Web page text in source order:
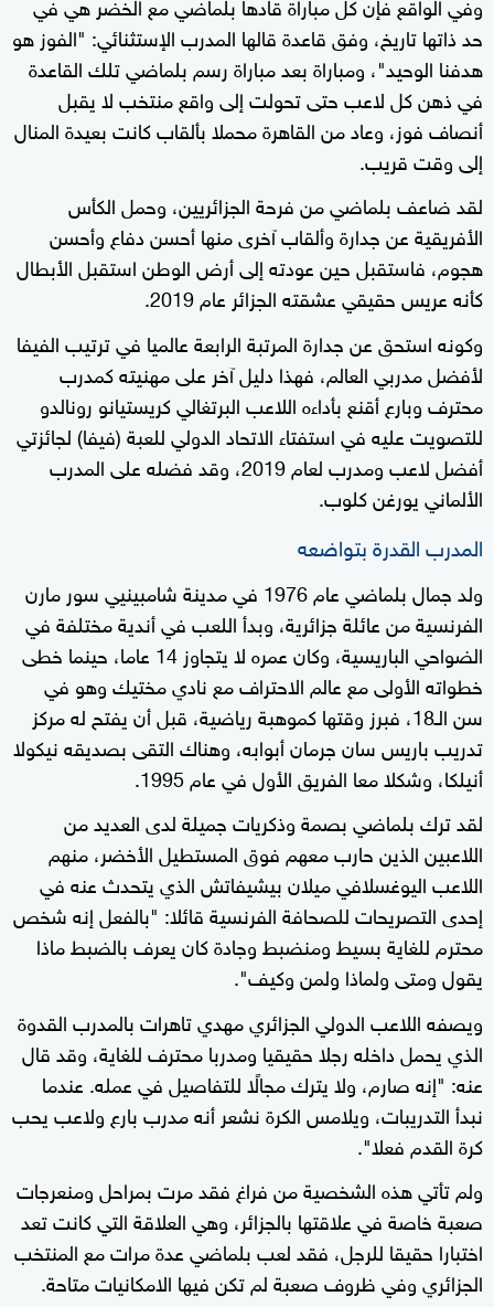
حد ذاتها تاريخ، وفق قاعدة قالها المدرب الإستثنائي: "الفوز هو
هدفنا الوحيد"، ومباراة بعد مباراة رسم بلماضي تلك القاعدة
في ذهن كل لاعب حتى تحولت إلى واقع منتخب لا يقبل
أنصاف فوز، وعاد من القاهرة محملا بألقاب كانت بعيدة المنال
إلى وقت قريب.
لقد ضاعف بلماضي من فرحة الجزائريين، وحمل الكأس
الأفريقية عن جدارة وألقاب آخرى منها أحسن دفاع وأحسن
هجوم، فاستقبل حين عودته إلى أرض الوطن استقبل الأبطال
كأنه عريس حقيقي عشقته الجزائر عام 2019.
وكونه استحق عن جدارة المرتبة الرابعة عالميا في ترتيب الفيفا
لأفضل مدربي العالم، فهذا دليل آخر على مهنيته كمدرب
محترف وبارع أقنع بأداءه اللاعب البرتغالي كريستيانو رونالدو
للتصويت عليه في استفتاء الاتحاد الدولي للعبة (فيفا) لجائزتي
أفضل لاعب ومدرب لعام 2019، وقد فضله على المدرب
الألماني يورغن كلوب.
المدرب القدرة بتواضعه
ولد جمال بلماضي عام 1976 في مدينة شامبينيي سور مارن
الفرنسية من عائلة جزائرية، وبدأ اللعب في أندية مختلفة في
الضواحي الباريسية، وكان عمره لا يتجاوز 14 عاما، حينما خطى
خطواته الأولى مع عالم الاحتراف مع نادي مختيك وهو في
سن الـ18، فبرز وقتها كموهبة رياضية، قبل أن يفتح له مركز
تدريب باريس سان جرمان أبوابه، وهناك التقى بصديقه نيكولا
أنيلكا، وشكلا معا الفريق الأول في عام 1995.
لقد ترك بلماضي بصمة وذكريات جميلة لدى العديد من
اللاعبين الذين حارب معهم فوق المستطيل الأخضر، منهم
اللاعب اليوغسلافي ميلان بيشيفاتش الذي يتحدث عنه في
إحدى التصريحات للصحافة الفرنسية قائلا: "بالفعل إنه شخص
محترم للغاية بسيط ومنضبط وجادة كان يعرف بالضبط ماذا
يقول ومتى ولماذا ولمن وكيف".
ويصفه اللاعب الدولي الجزائري مهدي تاهرات بالمدرب القدوة
الذي يحمل داخله رجلا حقيقيا ومدربا محترف للغاية، وقد قال
عنه: "إنه صارم، ولا يترك مجالًا للتفاصيل في عمله. عندما
نبدأ التدريبات، ويلامس الكرة نشعر أنه مدرب بارع ولاعب يحب
كرة القدم فعلا".
ولم تأتي هذه الشخصية من فراغ فقد مرت بمراحل ومنعرجات
صعبة خاصة في علاقتها بالجزائر، وهي العلاقة التي كانت تعد
اختبارا حقيقا للرجل، فقد لعب بلماضي عدة مرات مع المنتخب
الجزائري وفي ظروف صعبة لم تكن فيها الامكانيات متاحة.